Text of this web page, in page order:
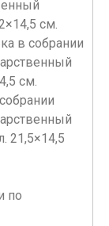
см.
в собрании
см.
21,5×14,5
по